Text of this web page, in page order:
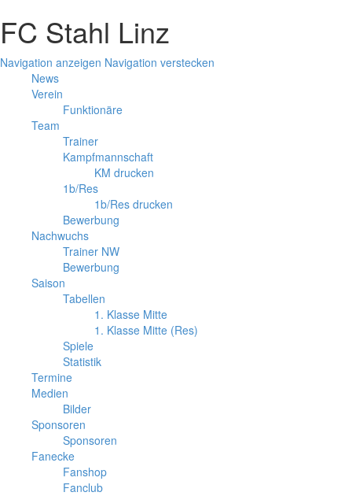
FC Stahl Linz
Navigation anzeigen Navigation verstecken
News
Verein
Funktionäre
Team
Trainer
Kampfmannschaft
KM drucken
1b/Res
1b/Res drucken
Bewerbung
Nachwuchs
Trainer NW
Bewerbung
Saison
Tabellen
1. Klasse Mitte
1. Klasse Mitte (Res)
Spiele
Statistik
Termine
Medien
Bilder
Sponsoren
Sponsoren
Fanecke
Fanshop
Fanclub